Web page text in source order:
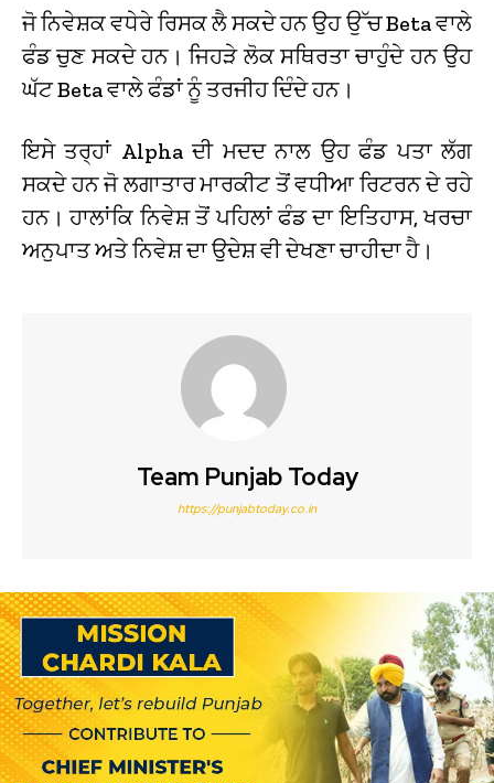
ਜੋ ਨਿਵੇਸ਼ਕ ਵਧੇਰੇ ਰਿਸਕ ਲੈ ਸਕਦੇ ਹਨ ਉਹ ਉੱਚ Beta ਵਾਲੇ
ਫੰਡ ਚੁਣ ਸਕਦੇ ਹਨ। ਜਿਹੜੇ ਲੋਕ ਸਥਿਰਤਾ ਚਾਹੁੰਦੇ ਹਨ ਉਹ
ਘੱਟ Beta ਵਾਲੇ ਫੰਡਾਂ ਨੂੰ ਤਰਜੀਹ ਦਿੰਦੇ ਹਨ।
ਇਸੇ ਤਰ੍ਹਾਂ Alpha ਦੀ ਮਦਦ ਨਾਲ ਉਹ ਫੰਡ ਪਤਾ ਲੱਗ
ਸਕਦੇ ਹਨ ਜੋ ਲਗਾਤਾਰ ਮਾਰਕੀਟ ਤੋਂ ਵਧੀਆ ਰਿਟਰਨ ਦੇ ਰਹੇ
ਹਨ। ਹਾਲਾਂਕਿ ਨਿਵੇਸ਼ ਤੋਂ ਪਹਿਲਾਂ ਫੰਡ ਦਾ ਇਤਿਹਾਸ, ਖਰਚਾ
ਅਨੁਪਾਤ ਅਤੇ ਨਿਵੇਸ਼ ਦਾ ਉਦੇਸ਼ ਵੀ ਦੇਖਣਾ ਚਾਹੀਦਾ ਹੈ।
Team Punjab Today
https://punjabtoday.co.in